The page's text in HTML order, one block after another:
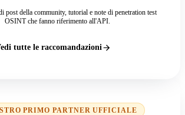
post della community, tutorial e note di penetration test
OSINT che fanno riferimento all'API.
tutte le raccomandazioni
PRIMO PARTNER UFFICIALE